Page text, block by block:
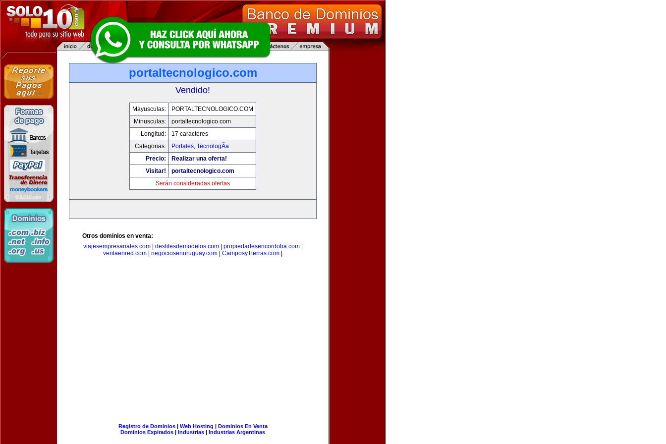
portaltecnologico.com
Vendido!
Mayusculas:
PORTALTECNOLOGICO.COM
Minusculas:
portaltecnologico.com
Longitud:
17 caracteres
Categorias:
Portales, TecnologÃ­a
Precio:
Realizar una oferta!
Visitar!
portaltecnologico.com
Serán consideradas ofertas
Otros dominios en venta:
viajesempresariales.com| desfilesdemodelos.com| propiedadesencordoba.com|
ventaenred.com
negociosenuruguay.com CamposyTierras.com
Registro de Dominios| Web Hosting | Dominios En Venta
Dominios Expirados | Industrias | Industrias Argentinas